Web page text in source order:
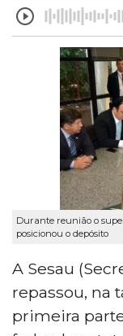
Durante reunião o
posicionou o depósito
A Sesau
repassou, na
primeira